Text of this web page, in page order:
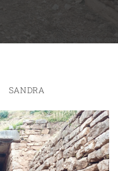
SANDRA